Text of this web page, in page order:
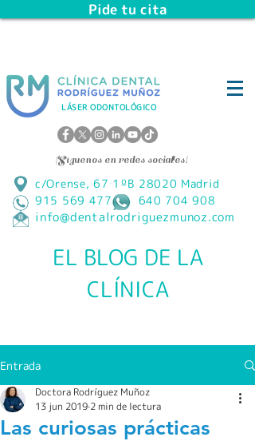
Pide tu cita
LÁSER ODONTOLÓGICO
¡Síguenos en redes sociales!
c/Orense, 67 1ºB 28020 Madrid
915 569 477 640 704 908
info@dentalrodriguezmunoz.com
EL BLOG DE LA
CLÍNICA
Entrada
Las curiosas prácticas
Doctora Rodríguez Muñoz
13 jun 2019 2 min de lectura